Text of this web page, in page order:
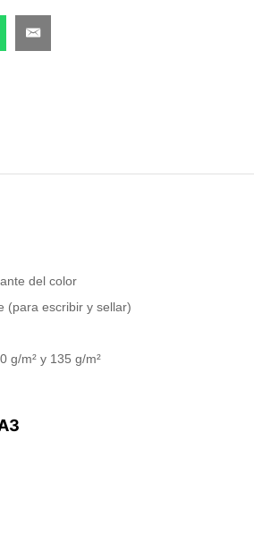
del color
(para escribir y sellar)
g/m² y 135 g/m²